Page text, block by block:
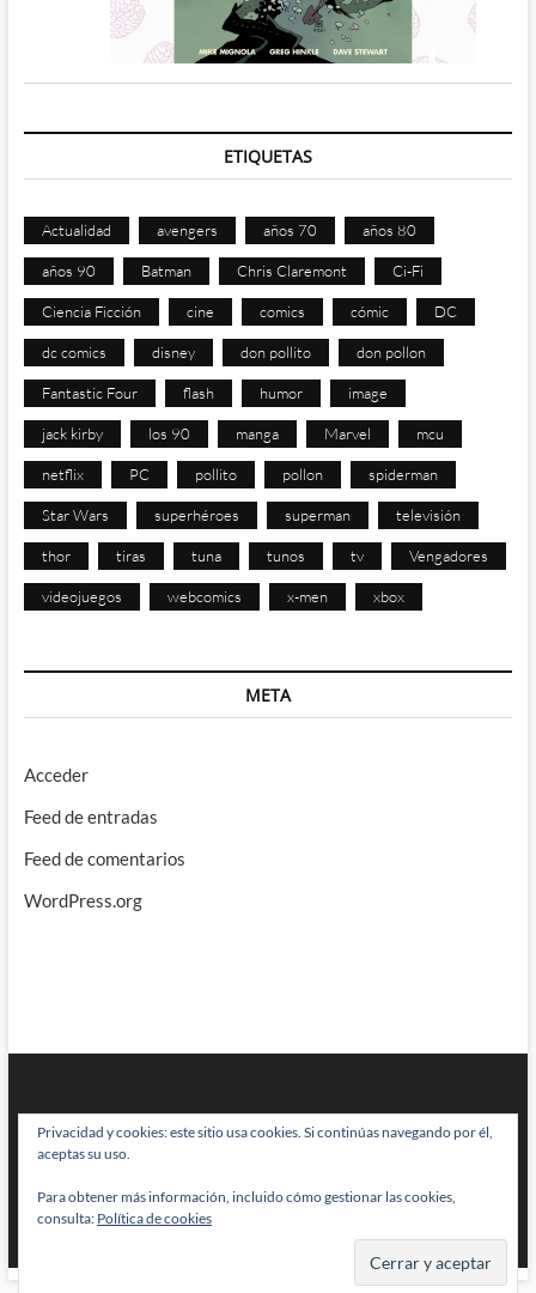
ETIQUETAS
Actualidad avengers años 70 años 80
años 90 Batman Chris Claremont Ci-Fi
Ciencia Ficción cine comics cómic DC
dc comics disney don pollito don pollon
Fantastic Four flash humor image
jack kirby los 90 manga Marvel mcu
netflix PC pollito pollon spiderman
Star Wars superhéroes superman televisión
thor tiras tuna tunos tv Vengadores
videojuegos webcomics x-men xbox
META
Acceder
Feed de entradas
Feed de comentarios
WordPress.org
BRAINSTOMPING| Diseñado por:Theme Freesia|WordPress| © Todos
los derechos reservados
Privacidad y cookies: este sitio usa cookies. Si continúas navegando por él,
aceptas su uso.
Para obtener más información, incluido cómo gestionar las cookies,
consulta: Política de cookies